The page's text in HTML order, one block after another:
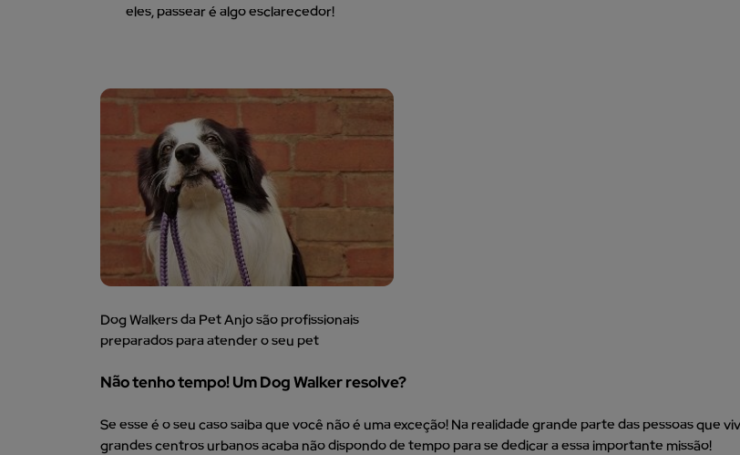
eles, passear é algo esclarecedor!
Dog Walkers da Pet Anjo são profissionais
preparados para atender o seu pet
Não tenho tempo! Um Dog Walker resolve?
Se esse é o seu caso saiba que você não é uma exceção! Na realidade grande parte das pessoas que
grandes centros urbanos acaba não dispondo de tempo para se dedicar a essa importante missão!